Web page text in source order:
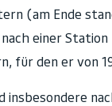
(am Ende
einer
für den er von
insbesondere